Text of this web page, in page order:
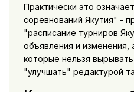
Практически это
соревнований Якутия" -
"расписание турниров
объявления и изменения,
которые нельзя вырывать
"улучшать" редактурой